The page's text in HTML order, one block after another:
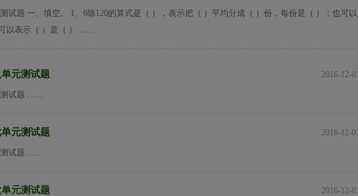
试题 一、填空。 1、6除120的算式是（ ），表示把（ ）平均分成（ ）份，每份是（ ）；也可以
以表示（ ）是（ ）……
2016-12-01
元测试题
测试题 ……
2016-12-01
元测试题
测试题 ……
2016-12-01
元测试题